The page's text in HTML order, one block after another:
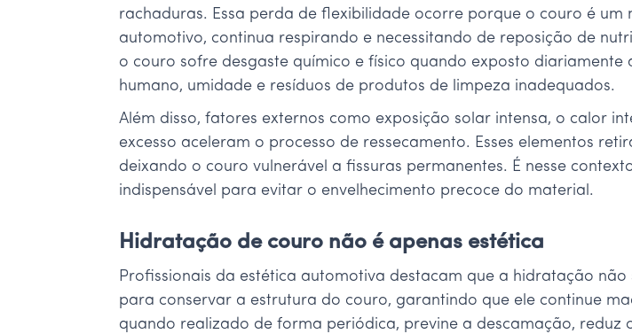
rachaduras. Essa perda de flexibilidade ocorre porque o couro é
automotivo, continua respirando e necessitando de reposição de
o couro sofre desgaste químico e físico quando exposto
humano, umidade e resíduos de produtos de limpeza inadequados.
Além disso, fatores externos como exposição solar intensa, o calor
excesso aceleram o processo de ressecamento. Esses elementos
deixando o couro vulnerável a fissuras permanentes. É nesse
indispensável para evitar o envelhecimento precoce do material.
Hidratação de couro não é apenas estética
Profissionais da estética automotiva destacam que a hidratação
para conservar a estrutura do couro, garantindo que ele continue
quando realizado de forma periódica, previne a descamação, reduz